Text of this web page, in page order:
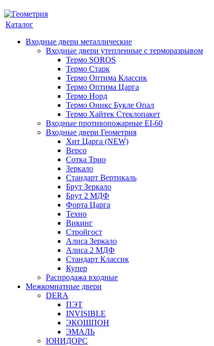
Каталог
Входные двери металлические
Входные двери утепленные с терморазрывом
Термо SOROS
Термо Старк
Термо Оптима Классик
Термо Оптима Царга
Термо Норд
Термо Оникс Букле Опал
Термо Хайтек Стеклопакет
Входные противопожарные EI-60
Входные двери Геометрия
Хит Царга (NEW)
Версо
Сотка Трио
Зеркало
Стандарт Вертикаль
Брут Зеркало
Брут 2 МДФ
Форта Царга
Техно
Викинг
Стройгост
Алиса Зеркало
Алиса 2 МДФ
Стандарт Классик
Купер
Распродажа входные
Межкомнатные двери
DERA
ПЭТ
INVISIBLE
ЭКОШПОН
ЭМАЛЬ
ЮНИДОРС